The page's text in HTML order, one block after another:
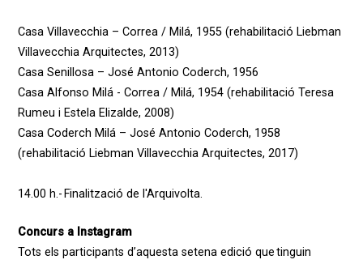
Casa Villavecchia – Correa / Milá, 1955 (rehabilitació Liebman
Villavecchia Arquitectes, 2013)
Casa Senillosa – José Antonio Coderch, 1956
Casa Alfonso Milá - Correa / Milá, 1954 (rehabilitació Teresa
Rumeu i Estela Elizalde, 2008)
Casa Coderch Milá – José Antonio Coderch, 1958
(rehabilitació Liebman Villavecchia Arquitectes, 2017)
14.00 h.- Finalització de l'Arquivolta.
Concurs a Instagram
Tots els participants d’aquesta setena edició que tinguin